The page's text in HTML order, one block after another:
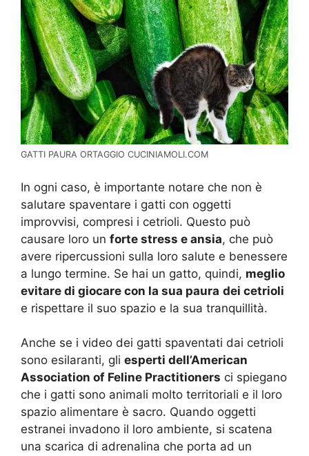
GATTI PAURA ORTAGGIO CUCINIAMOLI.COM
In ogni caso, è importante notare che non è
salutare spaventare i gatti con oggetti
improvvisi, compresi i cetrioli. Questo può
causare loro un forte stress e ansia, che può
avere ripercussioni sulla loro salute e benessere
a lungo termine. Se hai un gatto, quindi, meglio
evitare di giocare con la sua paura dei cetrioli
e rispettare il suo spazio e la sua tranquillità.
Anche se i video dei gatti spaventati dai cetrioli
sono esilaranti, gli esperti dell’American
Association of Feline Practitioners ci spiegano
che i gatti sono animali molto territoriali e il loro
spazio alimentare è sacro. Quando oggetti
estranei invadono il loro ambiente, si scatena
una scarica di adrenalina che porta ad un